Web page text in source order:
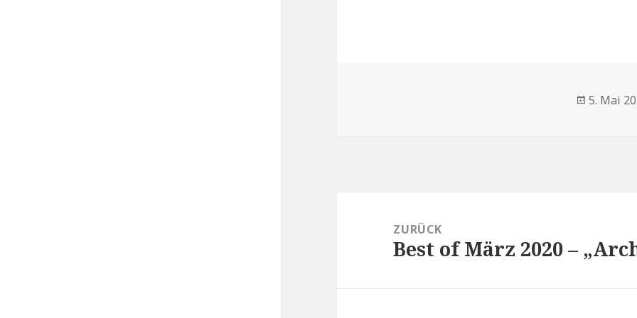
5. Mai
NavigationZURÜCK
Vorheriger
Best of März 2020 –